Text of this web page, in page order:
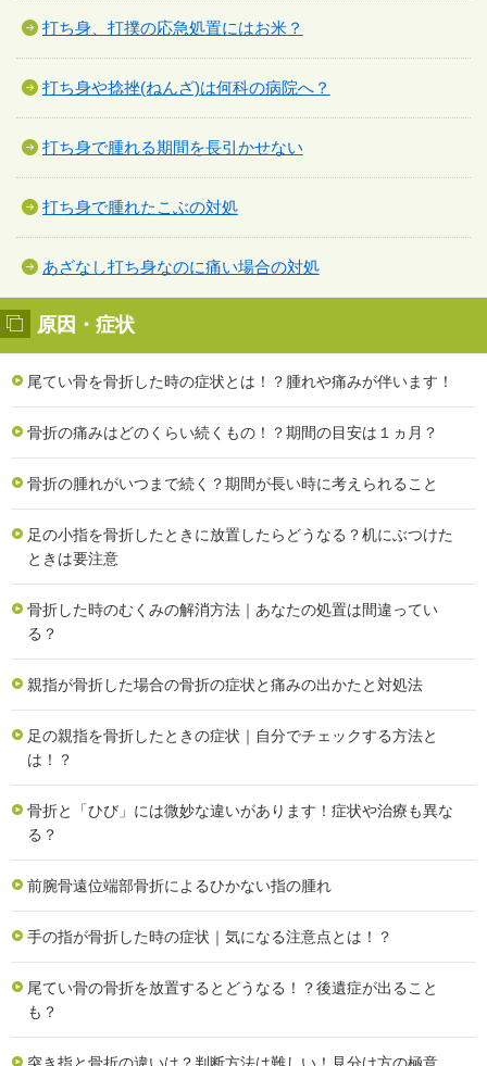
打ち身、打撲の応急処置にはお米？
打ち身や捻挫(ねんざ)は何科の病院へ？
打ち身で腫れる期間を長引かせない
打ち身で腫れたこぶの対処
あざなし打ち身なのに痛い場合の対処
原因・症状
尾てい骨を骨折した時の症状とは！？腫れや痛みが伴います！
骨折の痛みはどのくらい続くもの！？期間の目安は１ヵ月？
骨折の腫れがいつまで続く？期間が長い時に考えられること
足の小指を骨折したときに放置したらどうなる？机にぶつけた
ときは要注意
骨折した時のむくみの解消方法｜あなたの処置は間違ってい
る？
親指が骨折した場合の骨折の症状と痛みの出かたと対処法
足の親指を骨折したときの症状｜自分でチェックする方法と
は！？
骨折と「ひび」には微妙な違いがあります！症状や治療も異な
る？
前腕骨遠位端部骨折によるひかない指の腫れ
手の指が骨折した時の症状｜気になる注意点とは！？
尾てい骨の骨折を放置するとどうなる！？後遺症が出ること
も？
突き指と骨折の違いは？判断方法は難しい！見分け方の極意